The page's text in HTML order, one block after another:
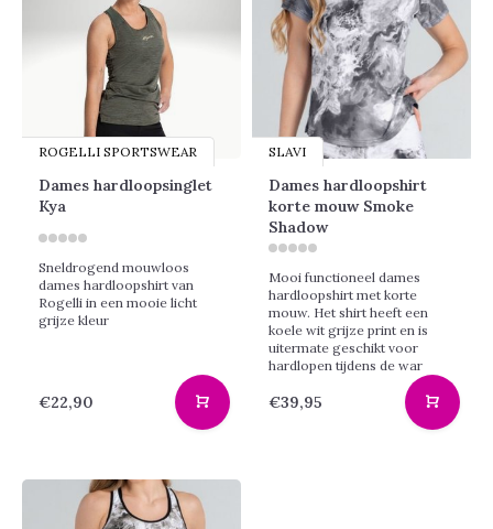
ROGELLI SPORTSWEAR
Dames hardloopsinglet
Kya
Sneldrogend mouwloos
dames hardloopshirt van
Rogelli in een mooie licht
grijze kleur
€22,90
SLAVI
Dames hardloopshirt
korte mouw Smoke
Shadow
Mooi functioneel dames
hardloopshirt met korte
mouw. Het shirt heeft een
koele wit grijze print en is
uitermate geschikt voor
hardlopen tijdens de war
€39,95